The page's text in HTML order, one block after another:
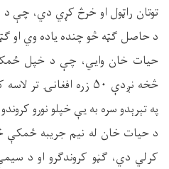
توتان راټول او خرڅ کړي دي، چې د
د حاصل ګټه څو چنده یاده وي او
حیات خان وایي، چې د خپل
څخه نږدې ۵۰ زره
په تېرېدو سره به یې خپلو نورو
د حیات خان له نیم جریبه
کرلي دي، ګڼو کروندګرو او د